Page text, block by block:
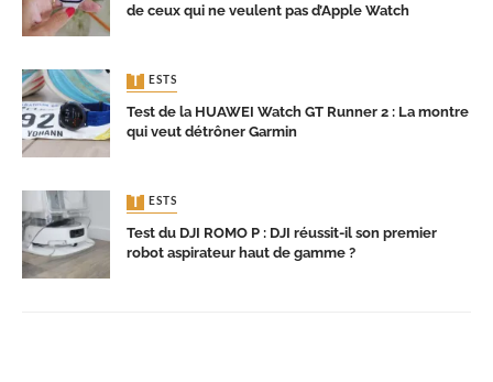
de ceux qui ne veulent pas d’Apple Watch
TESTS
Test de la HUAWEI Watch GT Runner 2 : La montre
qui veut détrôner Garmin
TESTS
Test du DJI ROMO P : DJI réussit-il son premier
robot aspirateur haut de gamme ?